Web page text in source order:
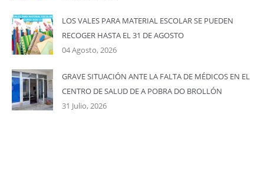
LOS VALES PARA MATERIAL ESCOLAR SE PUEDEN
RECOGER HASTA EL 31 DE AGOSTO
04 Agosto, 2026
GRAVE SITUACIÓN ANTE LA FALTA DE MÉDICOS EN EL
CENTRO DE SALUD DE A POBRA DO BROLLÓN
31 Julio, 2026